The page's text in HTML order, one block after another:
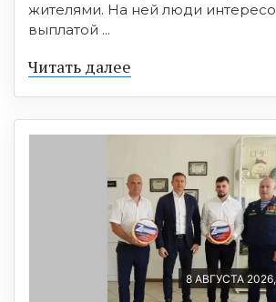
жителями. На ней люди
выплатой ...
Читать далее
8 АВГУСТА 2026,